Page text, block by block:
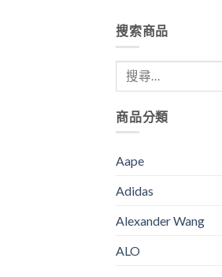
搜索商品
商品分類
Aape
Adidas
Alexander Wang
ALO